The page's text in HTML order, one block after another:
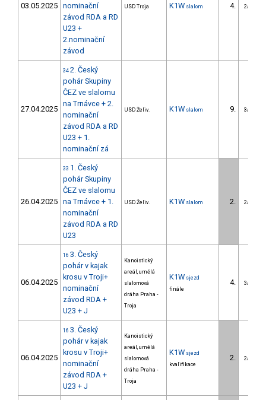
03.05.2025 nominační
závod RDA a RD
U23 +
2.nominační
závod
USD Troja K1W slalom 4. 2/U23
27.04.2025
34 2. Český
pohár Skupiny
ČEZ ve slalomu
na Trnávce + 2.
nominační
závod RDA a RD
U23 + 1.
nominační zá
USD Želiv. K1W slalom 9. 3/U23
26.04.2025
33 1. Český
pohár Skupiny
ČEZ ve slalomu
na Trnávce + 1.
nominační
závod RDA a RD
U23
USD Želiv. K1W slalom 2. 2/U23
06.04.2025
16 3. Český
pohár v kajak
krosu v Troji+
nominační
závod RDA +
U23 + J
Kanoistický
areál, umělá
slalomová
dráha Praha -
Troja
K1W sjezd
finále
4. 3/U23
06.04.2025
16 3. Český
pohár v kajak
krosu v Troji+
nominační
závod RDA +
U23 + J
Kanoistický
areál, umělá
slalomová
dráha Praha -
Troja
K1W sjezd
kvalifikace
2. 2/U23